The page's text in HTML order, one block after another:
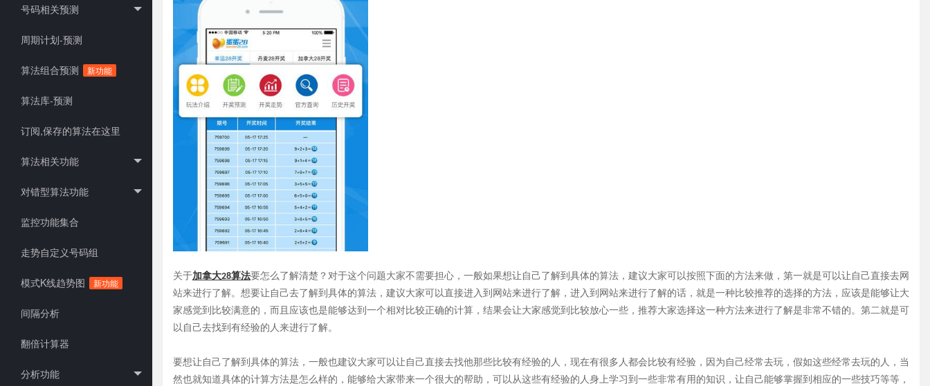
号码相关预测
周期计划-预测
算法组合预测 新功能
算法库-预测
订阅,保存的算法在这里
算法相关功能
对错型算法功能
监控功能集合
走势自定义号码组
模式K线趋势图 新功能
间隔分析
翻倍计算器
分析功能
关于加拿大28算法要怎么了解清楚？对于这个问题大家不需要担心，一般如果想让自己了解到具体的算法，建议大家可以按照下面的方法来做，第一就是可以让自己直接去网
站来进行了解。想要让自己去了解到具体的算法，建议大家可以直接进入到网站来进行了解，进入到网站来进行了解的话，就是一种比较推荐的选择的方法，应该是能够让大
家感觉到比较满意的，而且应该也是能够达到一个相对比较正确的计算，结果会让大家感觉到比较放心一些，推荐大家选择这一种方法来进行了解是非常不错的。第二就是可
以自己去找到有经验的人来进行了解。
要想让自己了解到具体的算法，一般也建议大家可以让自己直接去找他那些比较有经验的人，现在有很多人都会比较有经验，因为自己经常去玩，假如这些经常去玩的人，当
然也就知道具体的计算方法是怎么样的，能够给大家带来一个很大的帮助，可以从这些有经验的人身上学习到一些非常有用的知识，让自己能够掌握到相应的一些技巧等等，